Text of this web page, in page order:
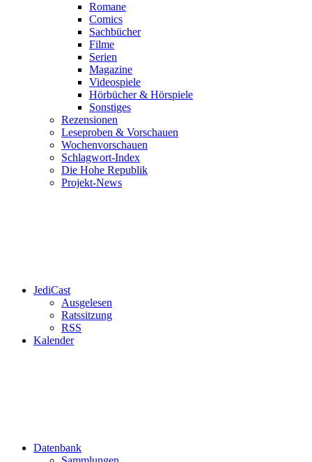
Romane
Comics
Sachbücher
Filme
Serien
Magazine
Videospiele
Hörbücher & Hörspiele
Sonstiges
Rezensionen
Leseproben & Vorschauen
Wochenvorschauen
Schlagwort-Index
Die Hohe Republik
Projekt-News
JediCast
Ausgelesen
Ratssitzung
RSS
Kalender
Datenbank